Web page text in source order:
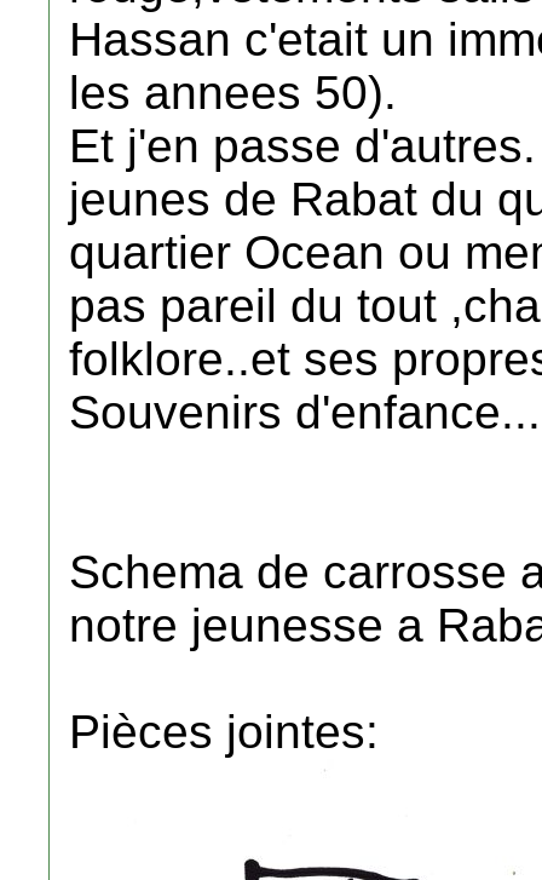
Hassan c'etait un
les annees 50).
Et j'en passe
jeunes de Rabat du
quartier Ocean ou
pas pareil du tout
folklore..et ses
Souvenirs
Schema de carrosse
notre jeunesse a
Pièces jointes: